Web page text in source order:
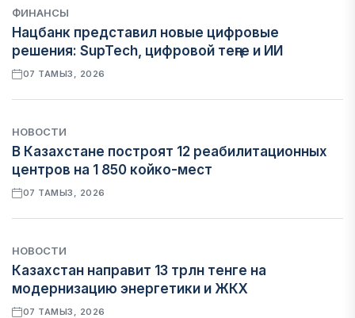
ФИНАНСЫ
Нацбанк представил новые цифровые
решения: SupTech, цифровой теңге и ИИ
07 ТАМЫЗ, 2026
НОВОСТИ
В Казахстане построят 12 реабилитационных
центров на 1 850 койко-мест
07 ТАМЫЗ, 2026
НОВОСТИ
Казахстан направит 13 трлн тенге на
модернизацию энергетики и ЖКХ
07 ТАМЫЗ, 2026